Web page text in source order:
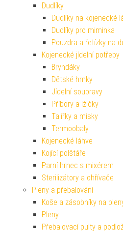
Dudlíky
Dudlíky na kojenecké
Dudlíky pro miminka
Pouzdra a řetízky na
Kojenecké jídelní potřeby
Bryndáky
Dětské hrnky
Jídelní soupravy
Příbory a lžičky
Talířky a misky
Termoobaly
Kojenecké láhve
Kojící polštáře
Parní hrnec s mixérem
Sterilizátory a ohřívače
Pleny a přebalování
Koše a zásobníky na
Pleny
Přebalovací pulty a